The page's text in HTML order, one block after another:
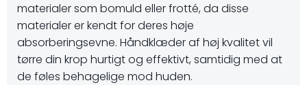
materialer som bomuld eller frotté, da disse
materialer er kendt for deres høje
absorberingsevne. Håndklæder af høj kvalitet vil
tørre din krop hurtigt og effektivt, samtidig med at
de føles behagelige mod huden.